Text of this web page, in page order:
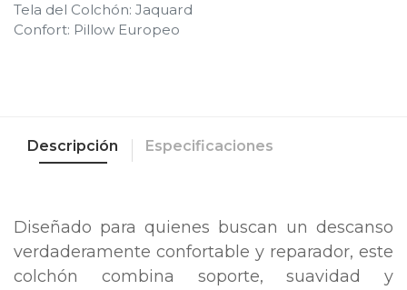
Tela del Colchón: Jaquard
Confort: Pillow Europeo
Descripción Especificaciones
Diseñado para quienes buscan un descanso
verdaderamente confortable y reparador, este
colchón combina soporte, suavidad y